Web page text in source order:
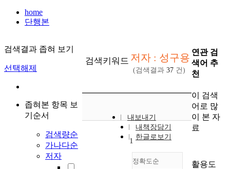
home
단행본
검색결과 좁혀 보기
선택해제
좁혀본 항목 보
기순서
검색량순
가나다순
저자
검색키워드 저자 : 성구용
(검색결과 37 건)
내보내기
내책장담기
한글로보기
정확도순
1
연관 검
색어 추
천
이 검색
어로 많
이 본 자
료
활용도